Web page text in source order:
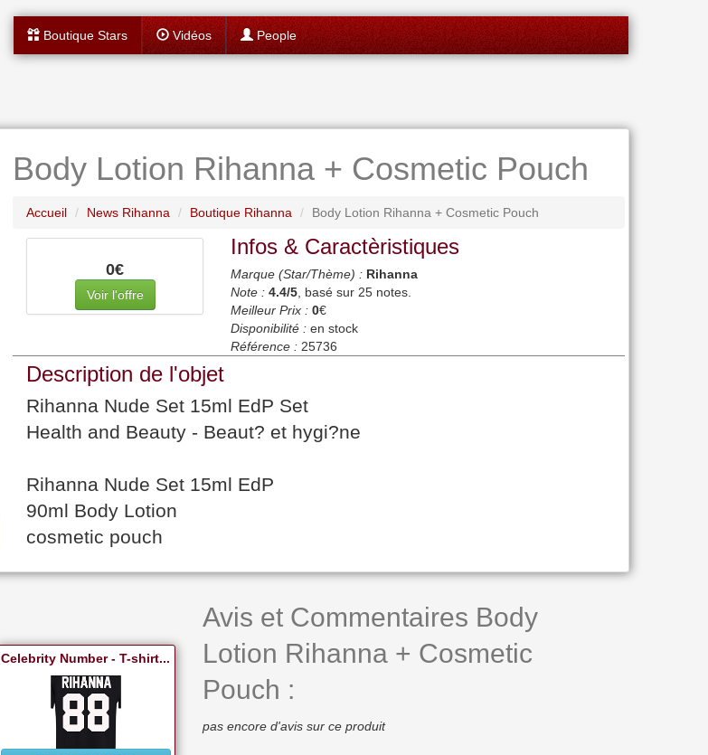
Boutique Stars Vidéos People
Body Lotion Rihanna + Cosmetic Pouch
Accueil News Rihanna Boutique Rihanna Body Lotion Rihanna + Cosmetic Pouch
0€
Voir l'offre
Infos & Caractèristiques
Marque (Star/Thème) : Rihanna
Note : 4.4/5, basé sur 25notes.
Meilleur Prix : 0€
Disponibilité : en stock
Référence : 25736
Description de l'objet
Rihanna Nude Set 15ml EdP Set
Health and Beauty - Beaut? et hygi?ne
Rihanna Nude Set 15ml EdP
90ml Body Lotion
cosmetic pouch
Celebrity Number - T-shirt...
Avis et Commentaires Body
Lotion Rihanna + Cosmetic
Pouch :
pas encore d'avis sur ce produit